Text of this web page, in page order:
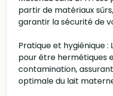
partir de matériaux
garantir la sécurité de
Pratique et hygiénique :
pour être hermétiques
contamination,
optimale du lait